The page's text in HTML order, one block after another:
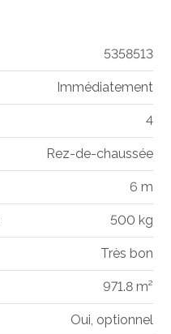
5358513
Immédiatement
4
Rez-de-chaussée
6 m
500 kg
Très bon
971.8 m²
Oui, optionnel